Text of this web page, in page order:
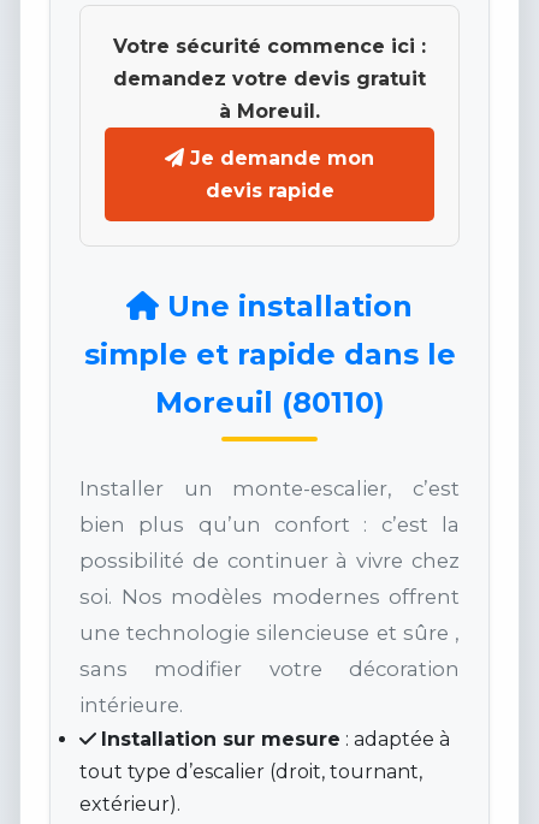
Votre sécurité commence ici :
demandez votre devis gratuit
à Moreuil.
Je demande mon
devis rapide
Une installation
simple et rapide dans le
Moreuil (80110)
Installer un monte-escalier, c’est
bien plus qu’un confort : c’est la
possibilité de continuer à vivre chez
soi. Nos modèles modernes offrent
une technologie silencieuse et sûre ,
sans modifier votre décoration
intérieure.
Installation sur mesure : adaptée à
tout type d’escalier (droit, tournant,
extérieur).